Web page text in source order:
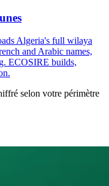
Algeria's full wilaya
and Arabic names,
ECOSIRE builds,
selon votre périmètre